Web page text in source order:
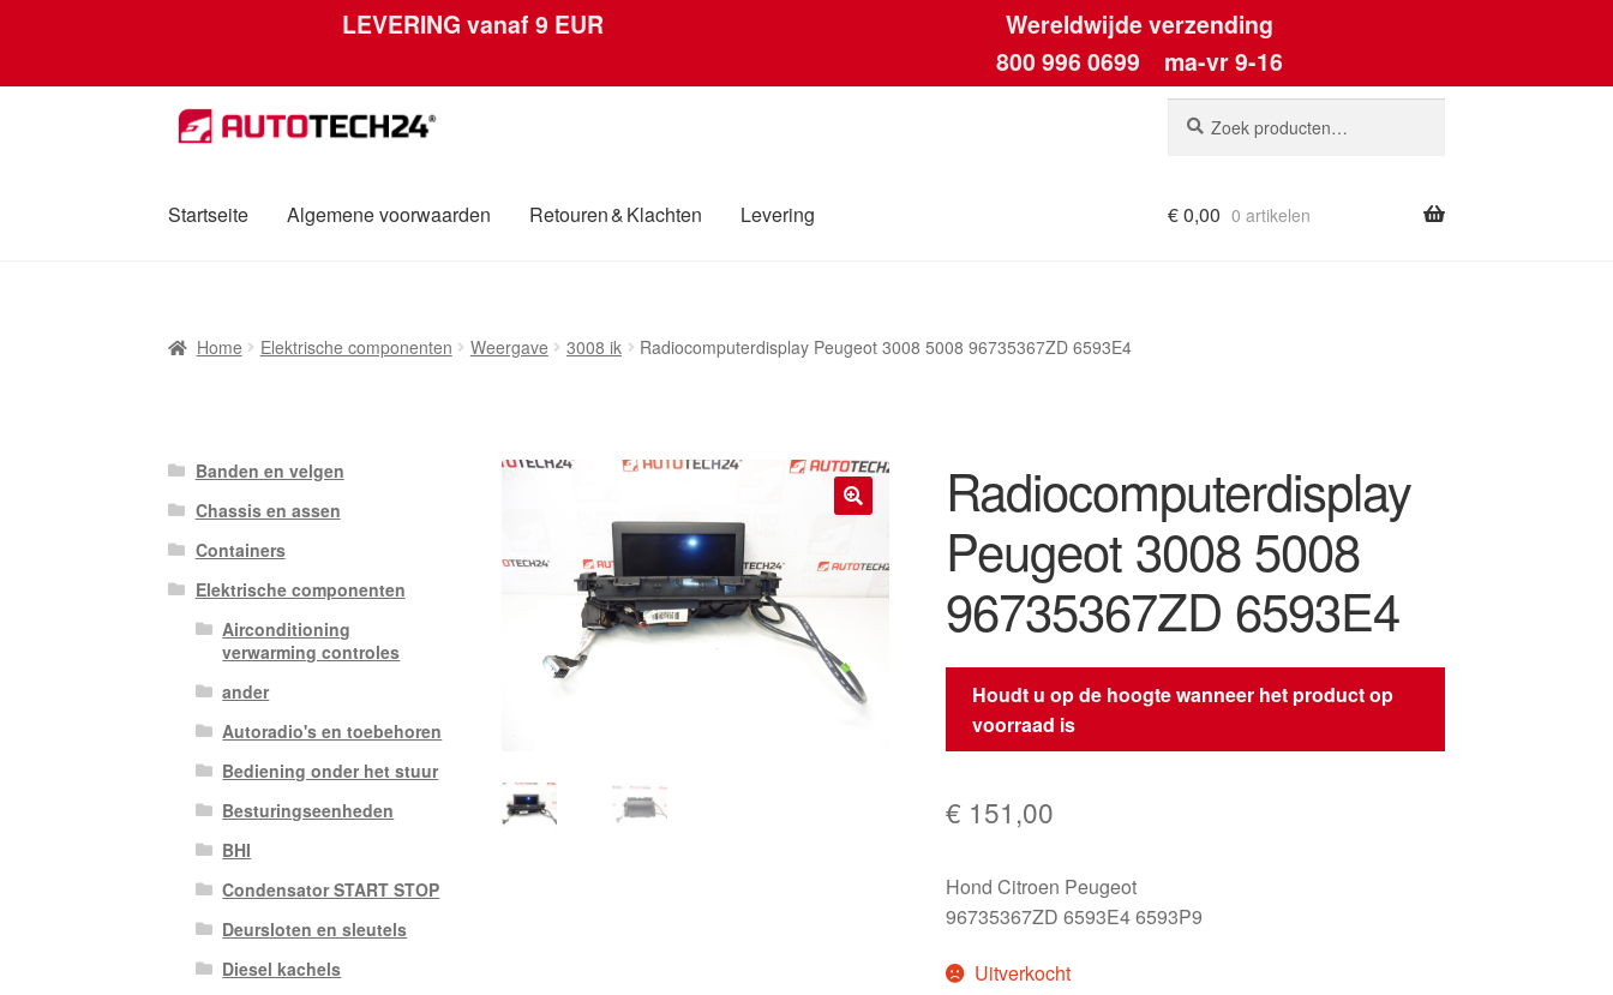
LEVERING vanaf 9 EUR
Wereldwijde verzending
800 996 0699 ma-vr 9-16
Ga
door
navigatie
Ga
naar
inhoud
naar:
Startseite Algemene voorwaarden Retouren & Klachten Levering
Over ons PrivacybeleidWereldwijde verzendingWinkelwagen
€0,00 0 artikelen
Home Elektrische componenten Weergave 3008 ik Radiocomputerdisplay Peugeot 3008 5008 96735367ZD 6593E4
Radiocomputerdisplay
Peugeot 3008 5008
96735367ZD 6593E4
Houdt u op de hoogte wanneer het product op
voorraad is
€ 151,00
Hond Citroen Peugeot
96735367ZD 6593E4 6593P9
Uitverkocht
Banden en velgen
Chassis en assen
Containers
Elektrische componenten
Airconditioning
verwarming controles
ander
Autoradio's en toebehoren
Bediening onder het stuur
Besturingseenheden
BHI
Condensator START STOP
Deursloten en sleutels
Diesel kachels